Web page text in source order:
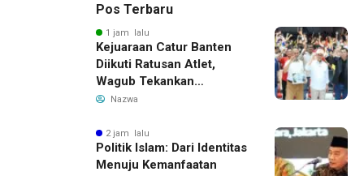
Pos Terbaru
1 jam lalu
Kejuaraan Catur Banten
Diikuti Ratusan Atlet,
Wagub Tekankan
Pembinaan Dini
Nazwa
2 jam lalu
Politik Islam: Dari Identitas
Menuju Kemanfaatan